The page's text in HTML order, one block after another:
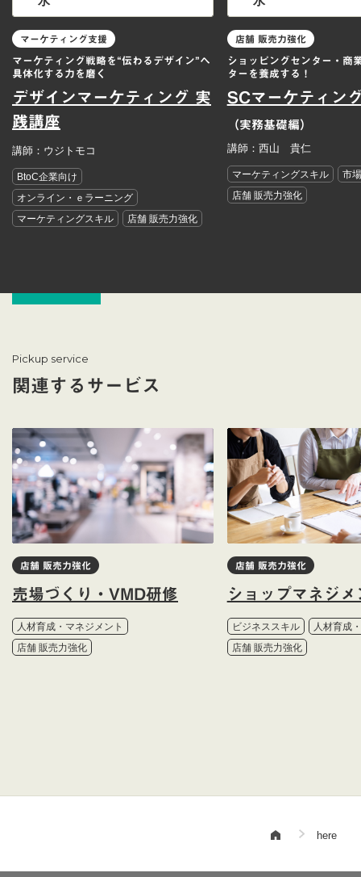
マーケティング支援
マーケティング戦略を“伝わるデザイン”へ
具体化する力を磨く
デザインマーケティング 実
践講座
講師：ウジトモコ
BtoC企業向け
オンライン・ｅラーニング
マーケティングスキル
店舗 販売力強化
店舗 販売力強化
ショッピングセンター・商
ターを養成する！
SCマーケティン
（実務基礎編）
講師：西山 貴仁
マーケティングスキル
市
店舗 販売力強化
Pickup service
関連するサービス
店舗 販売力強化
売場づくり・VMD研修
人材育成・マネジメント
店舗 販売力強化
店舗 販売力強化
ショップマネジメ
ビジネススキル
人材育成
店舗 販売力強化
here